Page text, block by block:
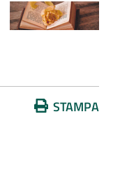
STAMPA